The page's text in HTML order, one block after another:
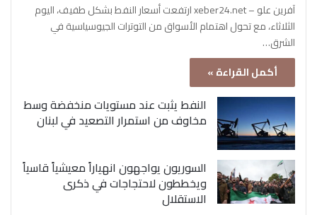
آفرين علو – xeber24.net ارتفعت أسعار النفط بشكل طفيف، اليوم
الثلاثاء، مع تحول اهتمام الأسواق من التوترات الجيوسياسية في
الشرق…
أكمل القراءة »
النفط يثبت عند مستويات منخفضة وسط
مخاوف من استمرار التصعيد في لبنان
السوريون يواجهون انهياراً معيشياً قاسياً
ويخططون لاحتجاجات في ذكرى
الاستقلال